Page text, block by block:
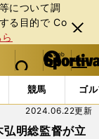
について調
る⽬的で Co
閉じ
る
web Sportiva (webスポルティーバ)
検索
マイペ
ー
ジ
メニュ
競馬 ゴ
明総監督が立
2024.06.22更新